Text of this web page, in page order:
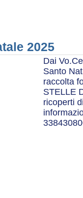
2025
Dai
Santo
raccolta
STELLE
ricoperti